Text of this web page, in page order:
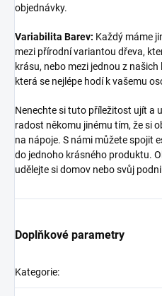
objednávky.
Variabilita Barev: Každý máme
mezi přírodní variantou dřeva,
krásu, nebo mezi jednou z
která se nejlépe hodí k vašemu
Nenechte si tuto příležitost ujít a
radost někomu jinému tím, že si
na nápoje. S námi můžete spojit
do jednoho krásného produktu.
udělejte si domov nebo svůj
Doplňkové parametry
Kategorie: